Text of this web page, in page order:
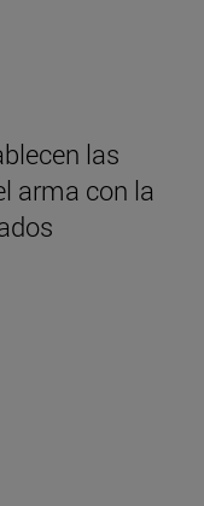
las
arma con la